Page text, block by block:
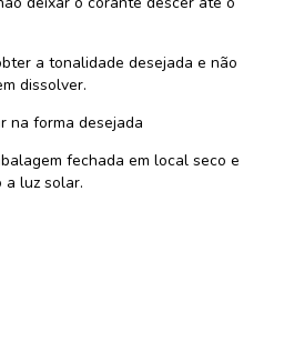
a tonalidade desejada e não
dissolver.
na forma desejada
fechada em local seco e
a luz solar.